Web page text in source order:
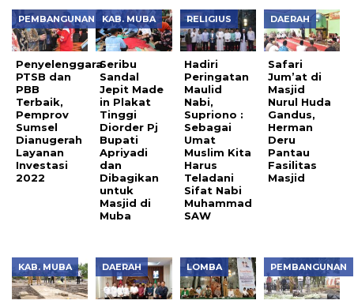
PEMBANGUNAN
Penyelenggara
PTSB dan
PBB
Terbaik,
Pemprov
Sumsel
Dianugerah
Layanan
Investasi
2022
KAB. MUBA
Seribu
Sandal
Jepit Made
in Plakat
Tinggi
Diorder Pj
Bupati
Apriyadi
dan
Dibagikan
untuk
Masjid di
Muba
RELIGIUS
Hadiri
Peringatan
Maulid
Nabi,
Supriono :
Sebagai
Umat
Muslim Kita
Harus
Teladani
Sifat Nabi
Muhammad
SAW
DAERAH
Safari
Jum’at di
Masjid
Nurul Huda
Gandus,
Herman
Deru
Pantau
Fasilitas
Masjid
KAB. MUBA DAERAH LOMBA PEMBANGUNAN